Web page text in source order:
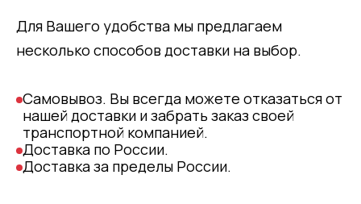
Для Вашего удобства мы предлагаем
несколько способов доставки на выбор.
Самовывоз. Вы всегда можете отказаться от
нашей доставки и забрать заказ своей
транспортной компанией.
Доставка по России.
Доставка за пределы России.